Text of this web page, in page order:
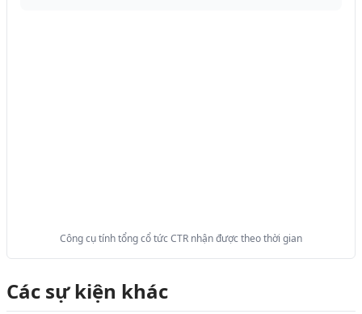
Công cụ tính tổng cổ tức CTR nhận được theo thời gian
Các sự kiện khác